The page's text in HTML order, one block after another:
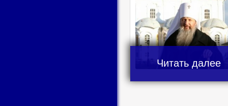
Читать далее